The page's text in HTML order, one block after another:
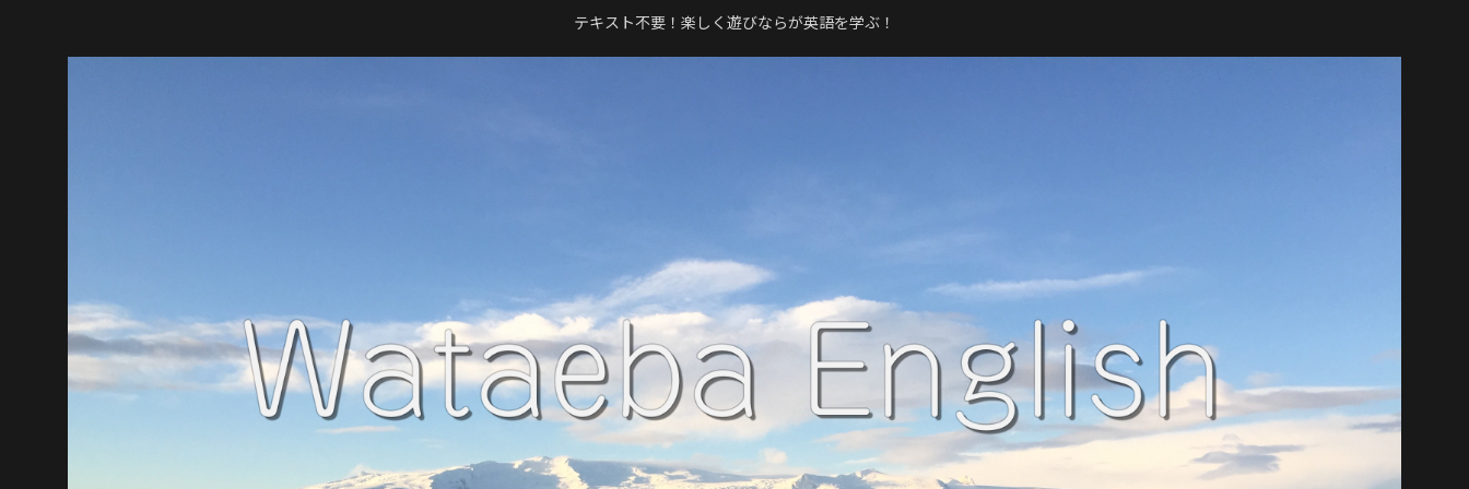
テキスト不要！楽しく遊びならが英語を学ぶ！